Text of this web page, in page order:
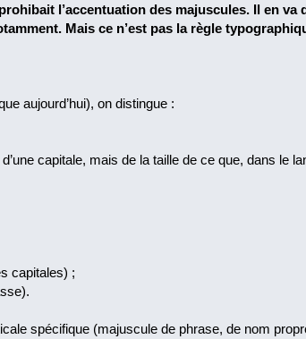
l’accentuation des majuscules. Il en va
Mais ce n’est pas la règle
aujourd’hui), on distingue :
capitale, mais de la taille de ce que, dans le
capitales) ;
spécifique (majuscule de phrase, de nom